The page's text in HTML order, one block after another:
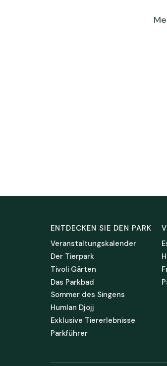
ENTDECKEN SIE DEN PARK
Veranstaltungskalender
Der Tierpark
Tivoli Gärten
Das Parkbad
Sommer des Singens
Humlan Djojj
Exklusive Tiererlebnisse
Parkführer